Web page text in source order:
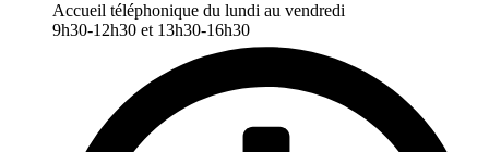
Accueil téléphonique du lundi au vendredi
9h30-12h30 et 13h30-16h30